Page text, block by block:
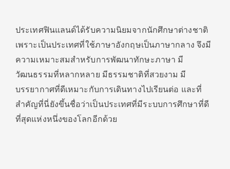
ประเทศฟินแลนด์ได้รับความนิยมจากนักศึกษาต่างชาติ
เพราะเป็นประเทศที่ใช้ภาษาอังกฤษเป็นภาษากลาง จึงมี
ความเหมาะสมสำหรับการพัฒนาทักษะภาษา มี
วัฒนธรรมที่หลากหลาย มีธรรมชาติที่สวยงาม มี
บรรยากาศที่ดีเหมาะกับการเดินทางไปเรียนต่อ และที่
สำคัญที่นี่ยังขึ้นชื่อว่าเป็นประเทศที่มีระบบการศึกษาที่ดี
ที่สุดแห่งหนึ่งของโลกอีกด้วย